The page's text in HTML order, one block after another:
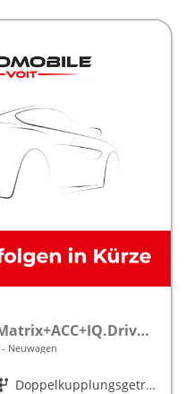
R-Line 150PS DSG AHK+Matrix+ACC+IQ.Drive+Black+Kamera+Keyless+Alu18+Sitzhz
Neuwagen
Getriebe
Doppelkupplungsgetriebe (DSG)